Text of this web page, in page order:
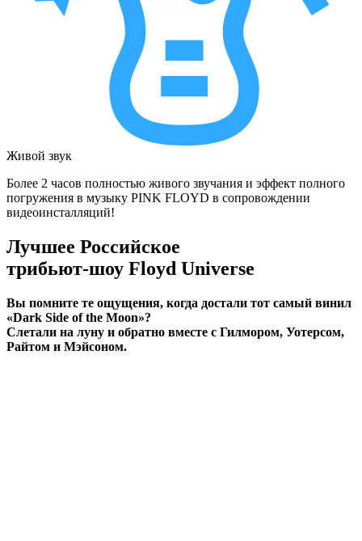
Живой звук
Более 2 часов полностью живого звучания и эффект полного
погружения в музыку PINK FLOYD в сопровождении
видеоинсталляций!
Лучшее Российское
трибьют-шоу Floyd Universe
Вы помните те ощущения, когда достали тот самый винил
«Dark Side of the Moon»?
Слетали на луну и обратно вместе с Гилмором, Уотерсом,
Райтом и Мэйсоном.